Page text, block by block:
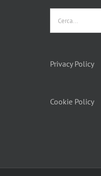
Privacy Policy
Cookie Policy